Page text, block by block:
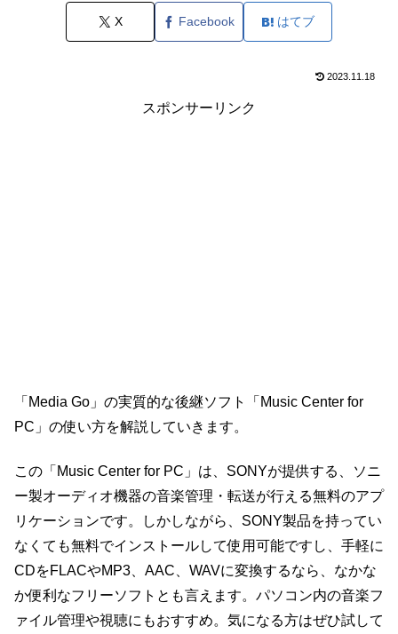
X Facebook はてブ
2023.11.18
スポンサーリンク
「Media Go」の実質的な後継ソフト「Music Center for
PC」の使い方を解説していきます。
この「Music Center for PC」は、SONYが提供する、ソニ
ー製オーディオ機器の音楽管理・転送が行える無料のアプ
リケーションです。しかしながら、SONY製品を持ってい
なくても無料でインストールして使用可能ですし、手軽に
CDをFLACやMP3、AAC、WAVに変換するなら、なかな
か便利なフリーソフトとも言えます。パソコン内の音楽フ
ァイル管理や視聴にもおすすめ。気になる方はぜひ試して